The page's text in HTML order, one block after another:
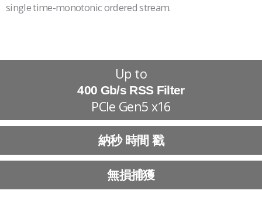
single time-monotonic ordered stream.
Up to
400 Gb/s RSS Filter
PCIe Gen5 x16
納秒 時間 戳
無損捕獲